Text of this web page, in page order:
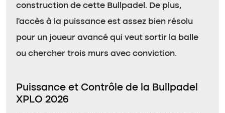
construction de cette Bullpadel. De plus,
l’accès à la puissance est assez bien résolu
pour un joueur avancé qui veut sortir la balle
ou chercher trois murs avec conviction.
Puissance et Contrôle de la Bullpadel
XPLO 2026